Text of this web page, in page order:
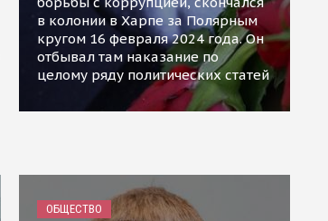
в колонии в Харпе за Полярным
кругом 16 февраля 2024 года. Он
отбывал там наказание по
целому ряду политических статей
ОБЩЕСТВО